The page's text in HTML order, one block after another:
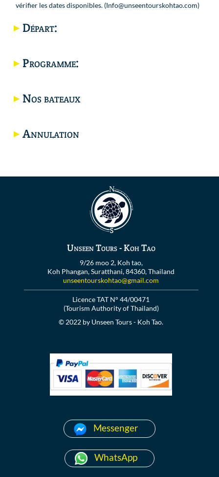
vérifier les dates disponibles. (Info@unseentourskohtao.com)
Départ:
Programme:
Nos bateaux
Annulation
Unseen Tours - Koh Tao
9/26 moo 2, Koh tao,
Koh Phangan, Suratthani, 84360, Thailand
unseentourskohtao@gmail.com
Licence TAT N° 44/00471
(Tourism Authority of Thailand)
© 2022 by Unseen Tours - Koh Tao.
Messenger
WhatsApp